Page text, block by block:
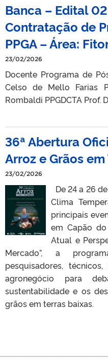
Banca – Edital
Contratação de
PPGA – Área:
23/02/2026
Docente Programa de
Celso de Mello Farias
Rombaldi PPGDCTA Prof.
36ª Abertura
Arroz e Grãos
23/02/2026
De 24 a 26
Clima
principais
em Capão
Atual e
Mercado”, a
pesquisadores,
agronegócio para
sustentabilidade e os
grãos em terras baixas.